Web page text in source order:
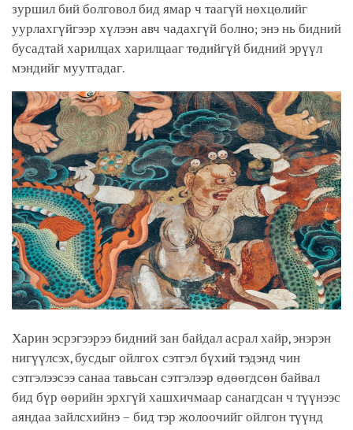
зуршил бий болговол бид ямар ч таагүй нөхцөлийг
уурлахгүйгээр хүлээн авч чадахгүй болно; энэ нь бидний
бусадтай харилцах харилцааг төдийгүй бидний эрүүл
мэндийг муутгадаг.
Харин эсрэгээрээ бидний зан байдал асрал хайр, энэрэн
нигүүлсэх, бусдыг ойлгох сэтгэл бүхий тэдэнд чин
сэтгэлээсээ санаа тавьсан сэтгэлээр өдөөгдсөн байвал
бид бүр өөрийн эрхгүй хашхичмаар санагдсан ч түүнээс
аяндаа зайлсхийнэ – бид тэр жолоочийг ойлгон түүнд